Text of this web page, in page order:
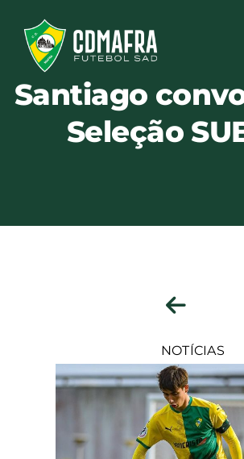
content
Santiago
Seleção
NOTÍCIAS